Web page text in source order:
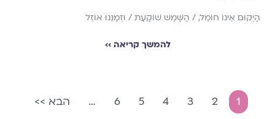
הַיְּקוּם אֵינוֹ חוֹמֵל, / הַשֶּׁמֶשׁ שׁוֹקַעַת / וּזְמַנֵּנוּ אוֹזֵל
להמשך קריאה ››
1
2
3
4
5
6
… הבא >>